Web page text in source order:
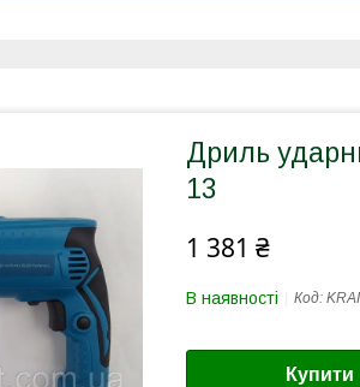
Дриль
13
1 381 ₴
В наявності Код:
Купити